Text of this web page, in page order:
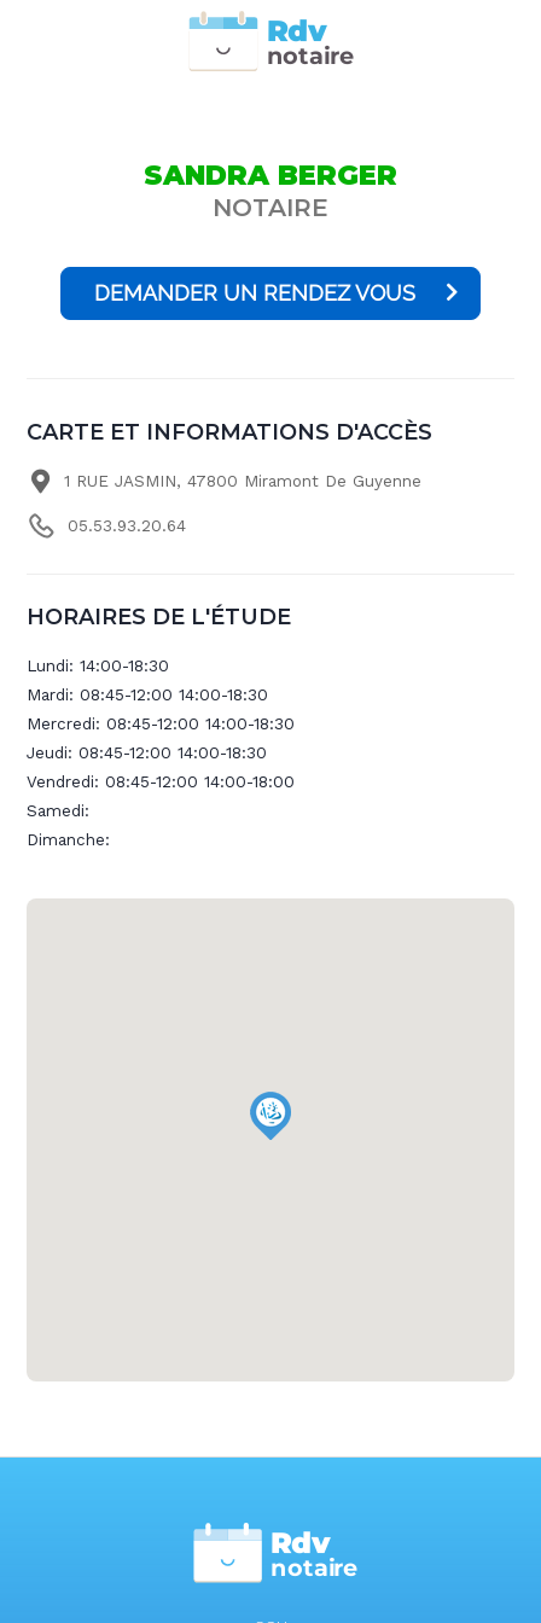
notaire
Rdv
SANDRA BERGER
NOTAIRE
DEMANDER UN RENDEZ VOUS
CARTE ET INFORMATIONS D'ACCÈS
1 RUE JASMIN, 47800 Miramont De Guyenne
05.53.93.20.64
HORAIRES DE L'ÉTUDE
Lundi:14:00-18:30
Mardi:08:45-12:00 14:00-18:30
Mercredi:08:45-12:00 14:00-18:30
Jeudi:08:45-12:00 14:00-18:30
Vendredi:08:45-12:00 14:00-18:00
Samedi:
Dimanche:
notaire
Rdv